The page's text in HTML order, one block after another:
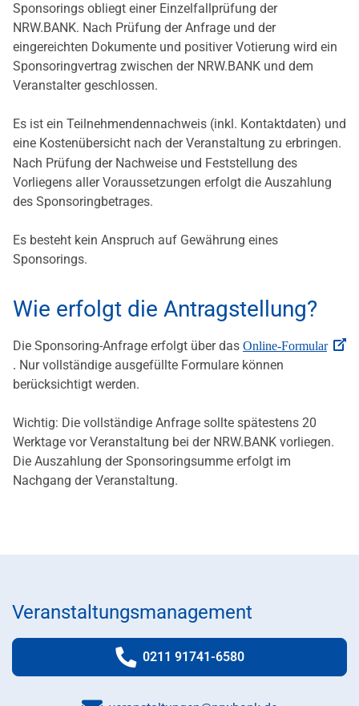
Sponsorings obliegt einer Einzelfallprüfung der
NRW.BANK. Nach Prüfung der Anfrage und der
eingereichten Dokumente und positiver Votierung wird ein
Sponsoringvertrag zwischen der NRW.BANK und dem
Veranstalter geschlossen.
Es ist ein Teilnehmendennachweis (inkl. Kontaktdaten) und
eine Kostenübersicht nach der Veranstaltung zu erbringen.
Nach Prüfung der Nachweise und Feststellung des
Vorliegens aller Voraussetzungen erfolgt die Auszahlung
des Sponsoringbetrages.
Es besteht kein Anspruch auf Gewährung eines
Sponsorings.
Wie erfolgt die Antragstellung?
Die Sponsoring-Anfrage erfolgt über das Online-Formular
. Nur vollständige ausgefüllte Formulare können
berücksichtigt werden.
Wichtig: Die vollständige Anfrage sollte spätestens 20
Werktage vor Veranstaltung bei der NRW.BANK vorliegen.
Die Auszahlung der Sponsoringsumme erfolgt im
Nachgang der Veranstaltung.
Veranstaltungsmanagement
Telefonnummer:
0211 91741-6580